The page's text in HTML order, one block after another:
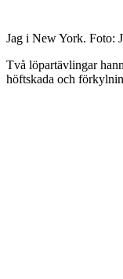
Jag i New York. Foto:
Två löpartävlingar
höftskada och